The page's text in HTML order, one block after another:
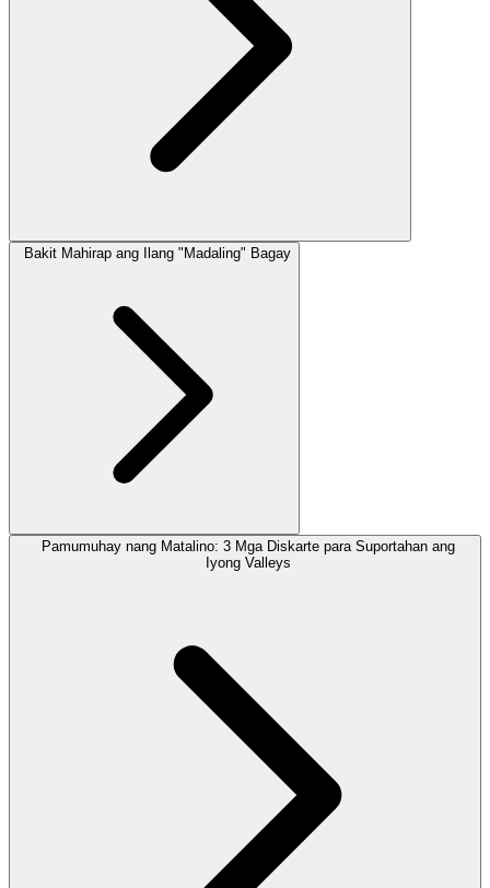
Bakit Mahirap ang Ilang "Madaling" Bagay
Pamumuhay nang Matalino: 3 Mga Diskarte para Suportahan ang
Iyong Valleys